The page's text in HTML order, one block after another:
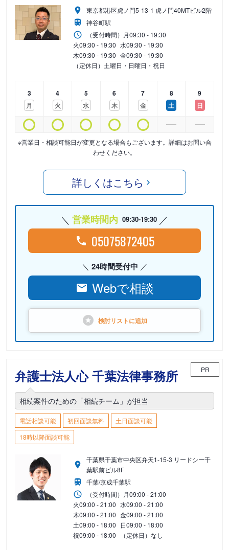
東京都港区虎ノ門5-13-1 虎ノ門40MTビル2階
神谷町駅
（受付時間） 月09:30 - 19:30
火09:30 - 19:30 水09:30 - 19:30
木09:30 - 19:30 金09:30 - 19:30
（定休日）土曜日・日曜日・祝日
3
月
4
火
5
水
6
木
7
金
8
土
9
日
※営業日・相談可能日が変更となる場合もございます。詳細はお問い合
わせください。
詳しくはこちら
営業時間内 09:30-19:30
05075872405
24時間受付中
Webで相談
検討リストに追加
弁護士法人心 千葉法律事務所 PR
相続案件のための「相続チーム」が担当
電話相談可能 初回面談無料
土日面談可能
18時以降面談可能
千葉県千葉市中央区弁天1-15-3 リードシー千
葉駅前ビル8F
千葉/京成千葉駅
（受付時間） 月09:00 - 21:00
火09:00 - 21:00 水09:00 - 21:00
木09:00 - 21:00 金09:00 - 21:00
土09:00 - 18:00 日09:00 - 18:00
祝09:00 - 18:00 （定休日）なし